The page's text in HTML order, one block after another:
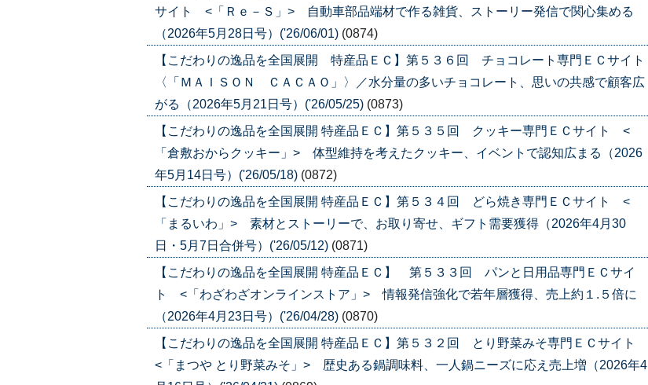
サイト <「Ｒｅ－Ｓ」> 自動車部品端材で作る雑貨、ストーリー発信で関心集める
（2026年5月28日号）('26/06/01) (0874)
【こだわりの逸品を全国展開 特産品ＥＣ】第５３６回 チョコレート専門ＥＣサイト
〈「ＭＡＩＳＯＮ ＣＡＣＡＯ」〉／水分量の多いチョコレート、思いの共感で顧客広
がる（2026年5月21日号）('26/05/25) (0873)
【こだわりの逸品を全国展開 特産品ＥＣ】第５３５回 クッキー専門ＥＣサイト <
「倉敷おからクッキー」> 体型維持を考えたクッキー、イベントで認知広まる（2026
年5月14日号）('26/05/18) (0872)
【こだわりの逸品を全国展開 特産品ＥＣ】第５３４回 どら焼き専門ＥＣサイト <
「まるいわ」> 素材とストーリーで、お取り寄せ、ギフト需要獲得（2026年4月30
日・5月7日合併号）('26/05/12) (0871)
【こだわりの逸品を全国展開 特産品ＥＣ】 第５３３回 パンと日用品専門ＥＣサイ
ト <「わざわざオンラインストア」> 情報発信強化で若年層獲得、売上約１.５倍に
（2026年4月23日号）('26/04/28) (0870)
【こだわりの逸品を全国展開 特産品ＥＣ】第５３２回 とり野菜みそ専門ＥＣサイト
<「まつや とり野菜みそ」> 歴史ある鍋調味料、一人鍋ニーズに応え売上増（2026年4